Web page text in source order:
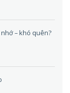
nhớ – khó quên?